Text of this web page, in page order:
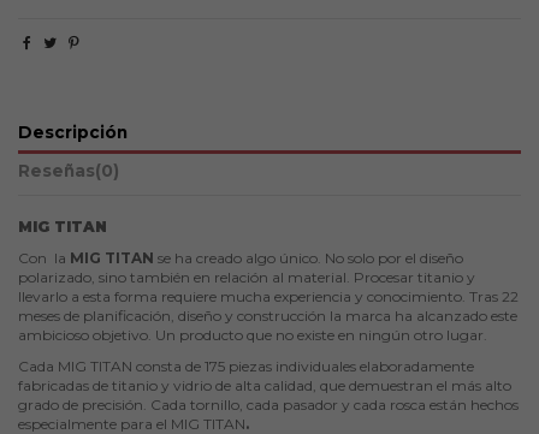
Descripción
Reseñas(0)
MIG TITAN
Con la MIG TITAN se ha creado algo único. No solo por el diseño
polarizado, sino también en relación al material. Procesar titanio y
llevarlo a esta forma requiere mucha experiencia y conocimiento. Tras 22
meses de planificación, diseño y construcción la marca ha alcanzado este
ambicioso objetivo. Un producto que no existe en ningún otro lugar.
Cada MIG TITAN consta de 175 piezas individuales elaboradamente
fabricadas de titanio y vidrio de alta calidad, que demuestran el más alto
grado de precisión. Cada tornillo, cada pasador y cada rosca están hechos
especialmente para el MIG TITAN.